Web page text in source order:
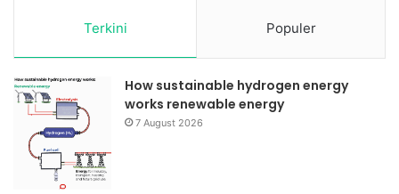
Terkini Populer
How sustainable hydrogen energy
works renewable energy
7 August 2026